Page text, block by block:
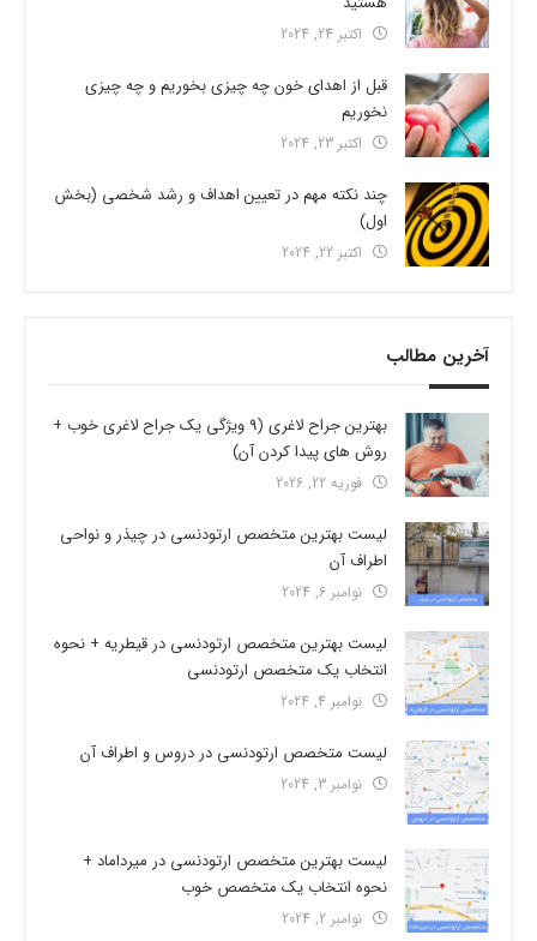
اکتبر 24, 2024
قبل از اهدای خون چه چیزی بخوریم و چه چیزی
نخوریم
اکتبر 23, 2024
چند نکته مهم در تعیین اهداف و رشد شخصی (بخش
اول)
اکتبر 22, 2024
آخرین مطالب
بهترین جراح لاغری (9 ویژگی یک جراح لاغری خوب +
روش های پیدا کردن آن)
فوریه 22, 2026
لیست بهترین متخصص ارتودنسی در چیذر و نواحی
اطراف آن
نوامبر 6, 2024
لیست بهترین متخصص ارتودنسی در قیطریه + نحوه
انتخاب یک متخصص ارتودنسی
نوامبر 4, 2024
لیست متخصص ارتودنسی در دروس و اطراف آن
نوامبر 3, 2024
لیست بهترین متخصص ارتودنسی در میرداماد +
نحوه انتخاب یک متخصص خوب
نوامبر 2, 2024